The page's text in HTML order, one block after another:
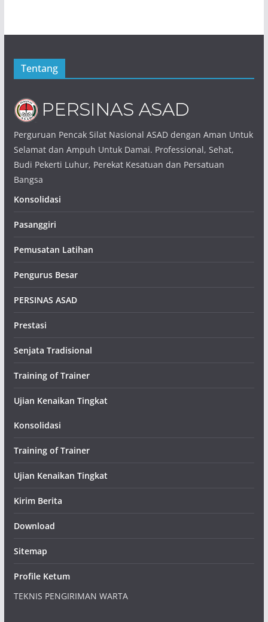
Tentang
Perguruan Pencak Silat Nasional ASAD dengan Aman Untuk
Selamat dan Ampuh Untuk Damai. Professional, Sehat,
Budi Pekerti Luhur, Perekat Kesatuan dan Persatuan
Bangsa
Konsolidasi
Pasanggiri
Pemusatan Latihan
Pengurus Besar
PERSINAS ASAD
Prestasi
Senjata Tradisional
Training of Trainer
Ujian Kenaikan Tingkat
Konsolidasi
Training of Trainer
Ujian Kenaikan Tingkat
Kirim Berita
Download
Sitemap
Profile Ketum
TEKNIS PENGIRIMAN WARTA